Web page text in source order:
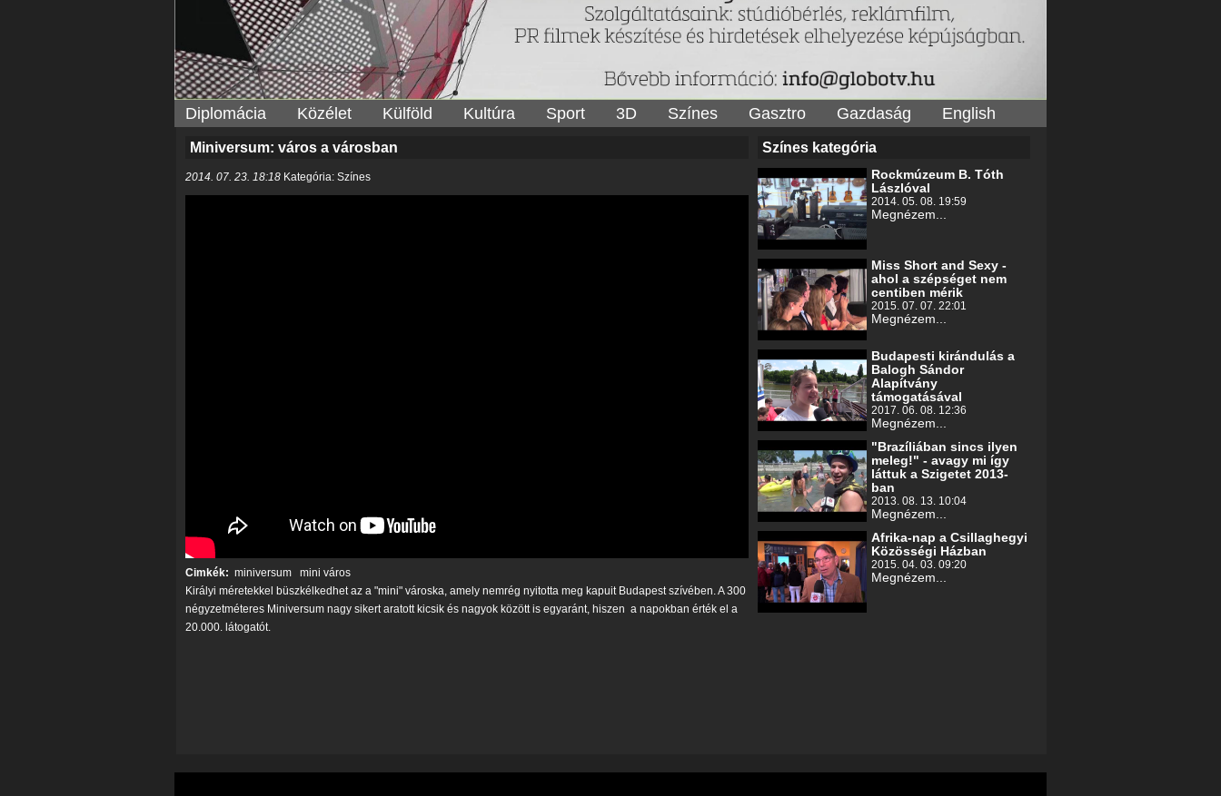
Diplomácia Közélet Külföld Kultúra Sport 3D Színes Gasztro Gazdaság English
Miniversum: város a városban
2014. 07. 23. 18:18 Kategória: Színes
Cimkék: miniversum
mini város
Királyi méretekkel büszkélkedhet az a "mini" városka, amely nemrég nyitotta meg kapuit Budapest szívében. A 300
négyzetméteres Miniversum nagy sikert aratott kicsik és nagyok között is egyaránt, hiszen a napokban érték el a
20.000. látogatót.
Színes kategória
Rockmúzeum B. Tóth
Lászlóval
2014. 05. 08. 19:59
Megnézem...
Miss Short and Sexy -
ahol a szépséget nem
centiben mérik
2015. 07. 07. 22:01
Megnézem...
Budapesti kirándulás a
Balogh Sándor
Alapítvány
támogatásával
2017. 06. 08. 12:36
Megnézem...
"Brazíliában sincs ilyen
meleg!" - avagy mi így
láttuk a Szigetet 2013-
ban
2013. 08. 13. 10:04
Megnézem...
Afrika-nap a Csillaghegyi
Közösségi Házban
2015. 04. 03. 09:20
Megnézem...